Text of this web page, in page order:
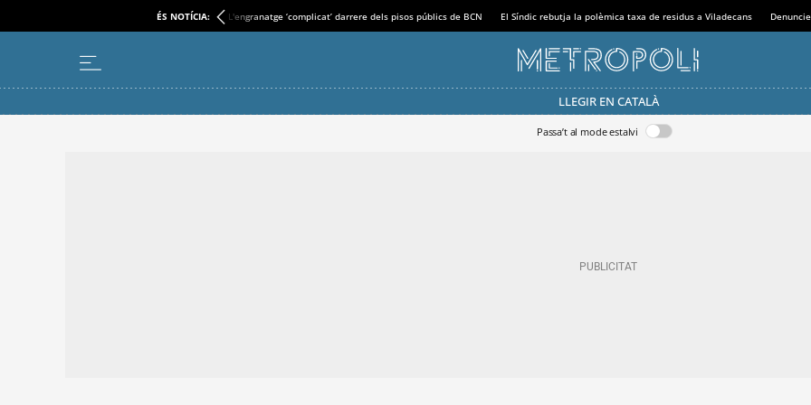
ÉS NOTÍCIA: L'engranatge ‘complicat’ darrere dels pisos públics de BCN El Síndic rebutja la polèmica taxa de residus a Viladecans
LLEGIR EN CATALÀ
Passa’t al mode estalvi